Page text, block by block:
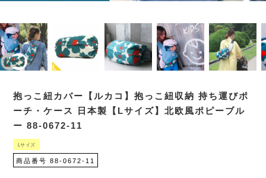
抱っこ紐カバー【ルカコ】抱っこ紐収納 持ち運びポ
ーチ・ケース 日本製【Lサイズ】北欧風ポピーブル
ー 88-0672-11
Lサイズ
商品番号 88-0672-11